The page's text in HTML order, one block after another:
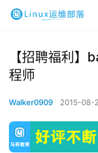
【招聘福利
程师
Walker0909 2015-08-